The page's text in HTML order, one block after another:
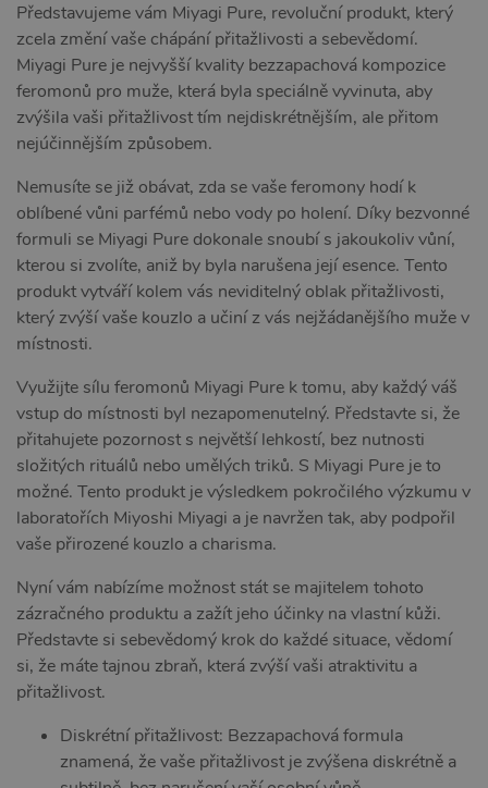
Představujeme vám Miyagi Pure, revoluční produkt, který
zcela změní vaše chápání přitažlivosti a sebevědomí.
Miyagi Pure je nejvyšší kvality bezzapachová kompozice
feromonů pro muže, která byla speciálně vyvinuta, aby
zvýšila vaši přitažlivost tím nejdiskrétnějším, ale přitom
nejúčinnějším způsobem.
Nemusíte se již obávat, zda se vaše feromony hodí k
oblíbené vůni parfémů nebo vody po holení. Díky bezvonné
formuli se Miyagi Pure dokonale snoubí s jakoukoliv vůní,
kterou si zvolíte, aniž by byla narušena její esence. Tento
produkt vytváří kolem vás neviditelný oblak přitažlivosti,
který zvýší vaše kouzlo a učiní z vás nejžádanějšího muže v
místnosti.
Využijte sílu feromonů Miyagi Pure k tomu, aby každý váš
vstup do místnosti byl nezapomenutelný. Představte si, že
přitahujete pozornost s největší lehkostí, bez nutnosti
složitých rituálů nebo umělých triků. S Miyagi Pure je to
možné. Tento produkt je výsledkem pokročilého výzkumu v
laboratořích Miyoshi Miyagi a je navržen tak, aby podpořil
vaše přirozené kouzlo a charisma.
Nyní vám nabízíme možnost stát se majitelem tohoto
zázračného produktu a zažít jeho účinky na vlastní kůži.
Představte si sebevědomý krok do každé situace, vědomí
si, že máte tajnou zbraň, která zvýší vaši atraktivitu a
přitažlivost.
Diskrétní přitažlivost: Bezzapachová formula
znamená, že vaše přitažlivost je zvýšena diskrétně a